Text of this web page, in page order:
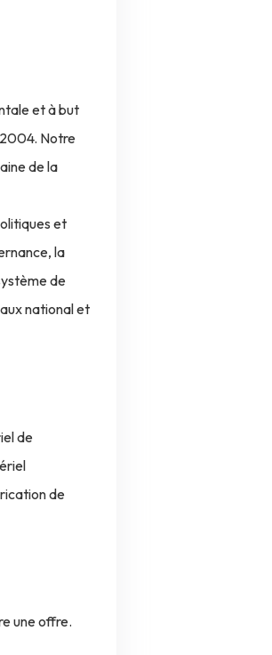
et à but
Notre
de la
et
la
de
national et
de
de
une offre.